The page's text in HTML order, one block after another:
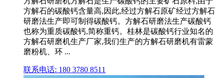
方解石的碳酸钙含量高,因此,经过方解石原矿经过方解石
研磨法生产即可制得碳酸钙。方解石研磨法生产碳酸钙
也称为重质碳酸钙,简称重钙。桂林是碳酸钙行业知名的
方解石研磨机生产厂家,我们生产的方解石研磨机有雷蒙
磨粉机、环 ...
联系电话: 180 3780 8511